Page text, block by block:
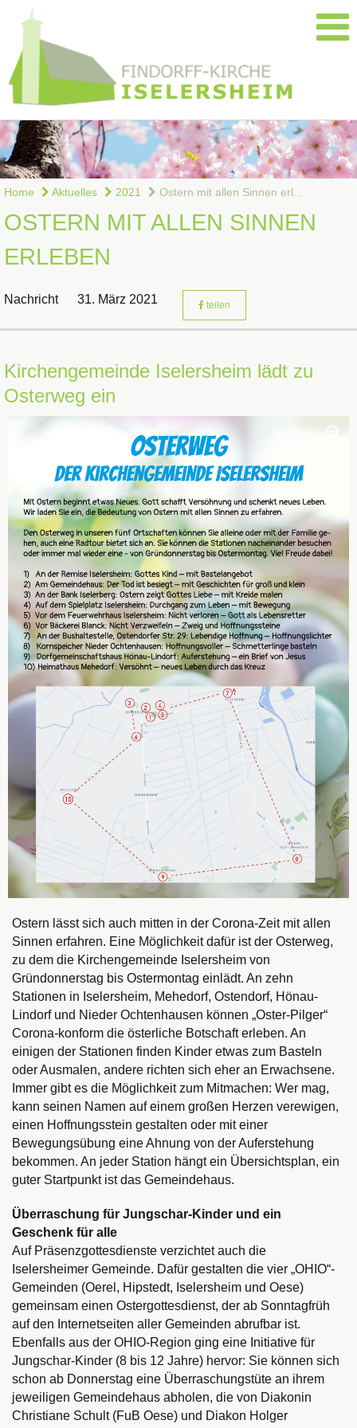
Home Aktuelles 2021 Ostern mit allen Sinnen erl...
OSTERN MIT ALLEN SINNEN
ERLEBEN
Nachricht 31. März 2021 teilen
Kirchengemeinde Iselersheim lädt zu
Osterweg ein
Ostern lässt sich auch mitten in der Corona-Zeit mit allen
Sinnen erfahren. Eine Möglichkeit dafür ist der Osterweg,
zu dem die Kirchengemeinde Iselersheim von
Gründonnerstag bis Ostermontag einlädt. An zehn
Stationen in Iselersheim, Mehedorf, Ostendorf, Hönau-
Lindorf und Nieder Ochtenhausen können „Oster-Pilger“
Corona-konform die österliche Botschaft erleben. An
einigen der Stationen finden Kinder etwas zum Basteln
oder Ausmalen, andere richten sich eher an Erwachsene.
Immer gibt es die Möglichkeit zum Mitmachen: Wer mag,
kann seinen Namen auf einem großen Herzen verewigen,
einen Hoffnungsstein gestalten oder mit einer
Bewegungsübung eine Ahnung von der Auferstehung
bekommen. An jeder Station hängt ein Übersichtsplan, ein
guter Startpunkt ist das Gemeindehaus.
Überraschung für Jungschar-Kinder und ein
Geschenk für alle
Auf Präsenzgottesdienste verzichtet auch die
Iselersheimer Gemeinde. Dafür gestalten die vier „OHIO“-
Gemeinden (Oerel, Hipstedt, Iselersheim und Oese)
gemeinsam einen Ostergottesdienst, der ab Sonntagfrüh
auf den Internetseiten aller Gemeinden abrufbar ist.
Ebenfalls aus der OHIO-Region ging eine Initiative für
Jungschar-Kinder (8 bis 12 Jahre) hervor: Sie können sich
schon ab Donnerstag eine Überraschungstüte an ihrem
jeweiligen Gemeindehaus abholen, die von Diakonin
Christiane Schult (FuB Oese) und Diakon Holger